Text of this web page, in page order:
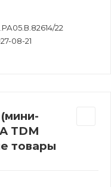
22
08-21
TDM
товары